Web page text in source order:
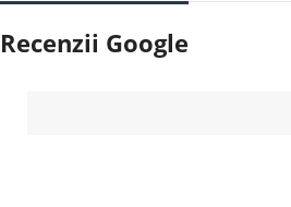
Recenzii Google